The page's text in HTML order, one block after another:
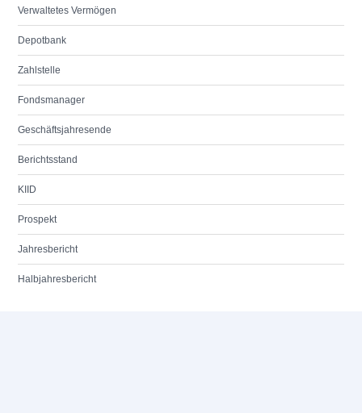
Verwaltetes Vermögen
Depotbank
Zahlstelle
Fondsmanager
Geschäftsjahresende
Berichtsstand
KIID
Prospekt
Jahresbericht
Halbjahresbericht